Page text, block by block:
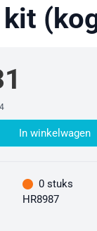
In winkelwagen
0 stuks
HR8987